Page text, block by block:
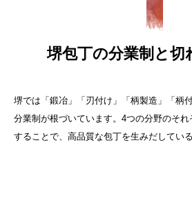
堺包丁の分業制と切
堺では「鍛冶」「刃付け」「柄製造」「柄
分業制が根づいています。4つの分野のそ
することで、高品質な包丁を生みだしてい